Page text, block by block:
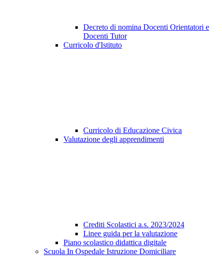
Decreto di nomina Docenti Orientatori e
Docenti Tutor
Curricolo d'Istituto
Curricolo di Educazione Civica
Valutazione degli apprendimenti
Crediti Scolastici a.s. 2023/2024
Linee guida per la valutazione
Piano scolastico didattica digitale
Scuola In Ospedale Istruzione Domiciliare